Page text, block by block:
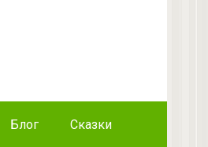
Блог Сказки